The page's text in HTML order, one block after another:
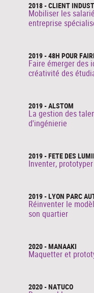
2018 - CLIENT
Mobiliser les
entreprise
2019 - 48H POUR
Faire émerger des
créativité des
2019 - ALSTOM
La gestion des
d'ingénierie
2019 - FETE DES
Inventer,
2019 - LYON PARC
Réinventer le
son quartier
2020 - MANAAKI
Maquetter et
2020 - NATUCO